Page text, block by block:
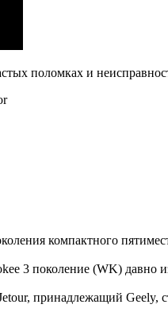
поломках и
компактного
3 поколение (WK) давно
принадлежащий Geely,